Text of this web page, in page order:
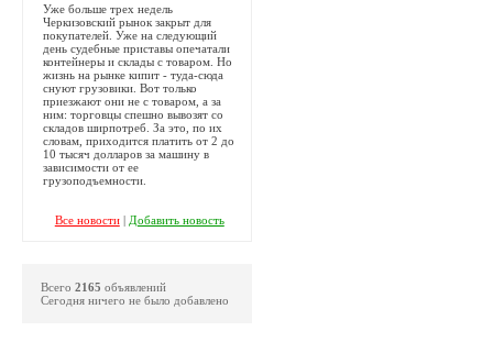
Уже больше трех недель
Черкизовский рынок закрыт для
покупателей. Уже на следующий
день судебные приставы опечатали
контейнеры и склады с товаром. Но
жизнь на рынке кипит - туда-сюда
снуют грузовики. Вот только
приезжают они не с товаром, а за
ним: торговцы спешно вывозят со
складов ширпотреб. За это, по их
словам, приходится платить от 2 до
10 тысяч долларов за машину в
зависимости от ее
грузоподъемности.
Все новости| Добавить новость
Всего 2165 объявлений
Сегодня ничего не было добавлено